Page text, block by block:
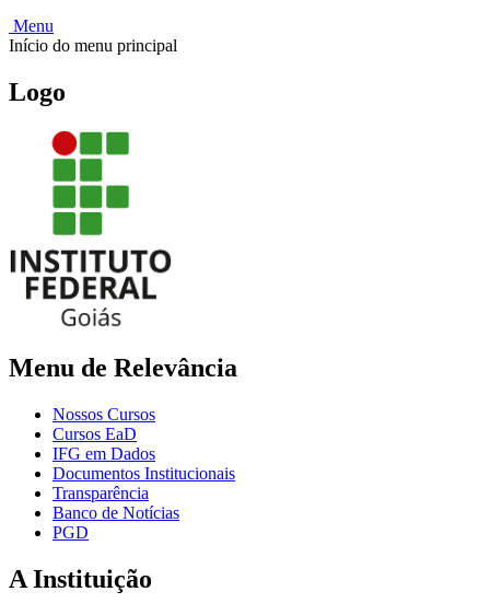
Menu
Início do menu principal
Logo
Menu de Relevância
Nossos Cursos
Cursos EaD
IFG em Dados
Documentos Institucionais
Transparência
Banco de Notícias
PGD
A Instituição